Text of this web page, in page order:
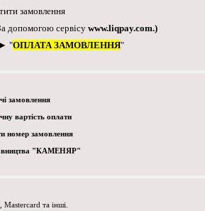
замовлення
допомогою сервісу www.liqpay.com.)
"ОПЛАТА ЗАМОВЛЕННЯ"
замовлення
вартість оплати
номер замовлення
"КАМЕНЯР"
Mastercard та інші.